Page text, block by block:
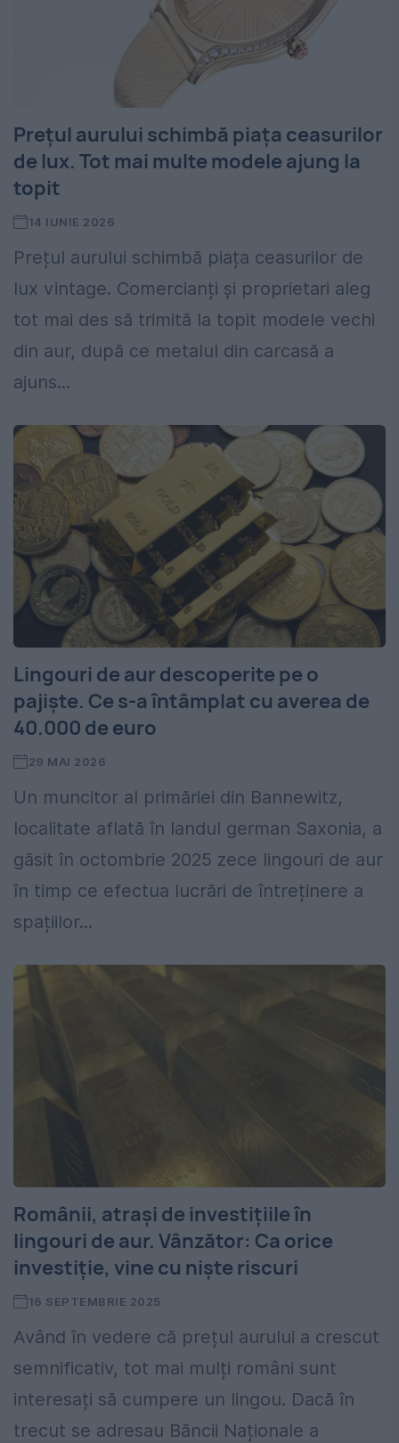
Prețul aurului schimbă piața ceasurilor
de lux. Tot mai multe modele ajung la
topit
14 IUNIE 2026
Prețul aurului schimbă piața ceasurilor de
lux vintage. Comercianți și proprietari aleg
tot mai des să trimită la topit modele vechi
din aur, după ce metalul din carcasă a
ajuns...
Lingouri de aur descoperite pe o
pajiște. Ce s-a întâmplat cu averea de
40.000 de euro
29 MAI 2026
Un muncitor al primăriei din Bannewitz,
localitate aflată în landul german Saxonia, a
găsit în octombrie 2025 zece lingouri de aur
în timp ce efectua lucrări de întreținere a
spațiilor...
Românii, atrași de investițiile în
lingouri de aur. Vânzător: Ca orice
investiție, vine cu niște riscuri
16 SEPTEMBRIE 2025
Având în vedere că prețul aurului a crescut
semnificativ, tot mai mulți români sunt
interesați să cumpere un lingou. Dacă în
trecut se adresau Băncii Naționale a